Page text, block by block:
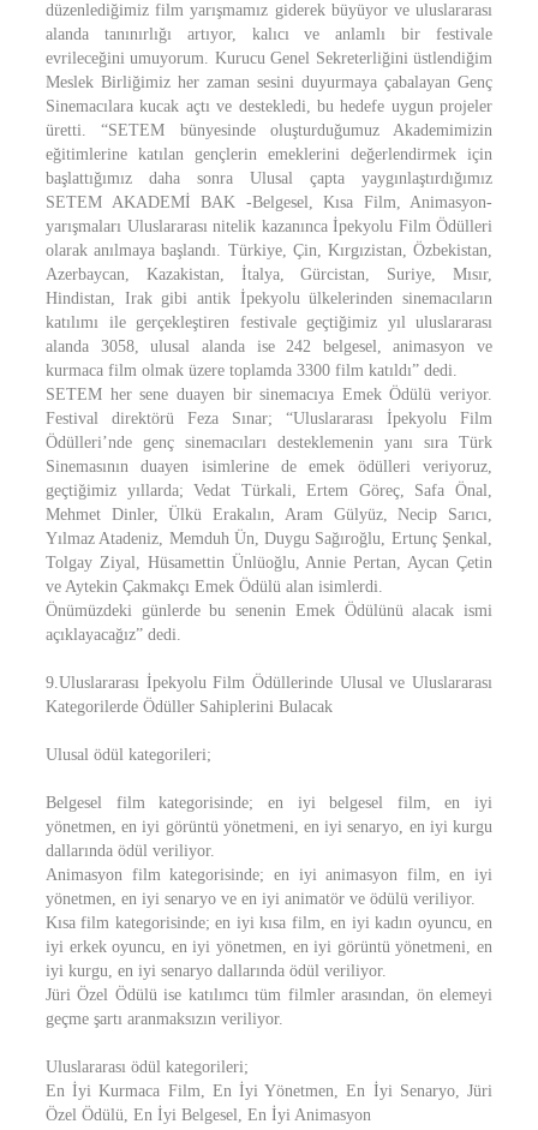
düzenlediğimiz film yarışmamız giderek büyüyor ve uluslararası
alanda tanınırlığı artıyor, kalıcı ve anlamlı bir festivale
evrileceğini umuyorum. Kurucu Genel Sekreterliğini üstlendiğim
Meslek Birliğimiz her zaman sesini duyurmaya çabalayan Genç
Sinemacılara kucak açtı ve destekledi, bu hedefe uygun projeler
üretti. “SETEM bünyesinde oluşturduğumuz Akademimizin
eğitimlerine katılan gençlerin emeklerini değerlendirmek için
başlattığımız daha sonra Ulusal çapta yaygınlaştırdığımız
SETEM AKADEMİ BAK -Belgesel, Kısa Film, Animasyon-
yarışmaları Uluslararası nitelik kazanınca İpekyolu Film Ödülleri
olarak anılmaya başlandı. Türkiye, Çin, Kırgızistan, Özbekistan,
Azerbaycan, Kazakistan, İtalya, Gürcistan, Suriye, Mısır,
Hindistan, Irak gibi antik İpekyolu ülkelerinden sinemacıların
katılımı ile gerçekleştiren festivale geçtiğimiz yıl uluslararası
alanda 3058, ulusal alanda ise 242 belgesel, animasyon ve
kurmaca film olmak üzere toplamda 3300 film katıldı” dedi.
SETEM her sene duayen bir sinemacıya Emek Ödülü veriyor.
Festival direktörü Feza Sınar; “Uluslararası İpekyolu Film
Ödülleri’nde genç sinemacıları desteklemenin yanı sıra Türk
Sinemasının duayen isimlerine de emek ödülleri veriyoruz,
geçtiğimiz yıllarda; Vedat Türkali, Ertem Göreç, Safa Önal,
Mehmet Dinler, Ülkü Erakalın, Aram Gülyüz, Necip Sarıcı,
Yılmaz Atadeniz, Memduh Ün, Duygu Sağıroğlu, Ertunç Şenkal,
Tolgay Ziyal, Hüsamettin Ünlüoğlu, Annie Pertan, Aycan Çetin
ve Aytekin Çakmakçı Emek Ödülü alan isimlerdi.
Önümüzdeki günlerde bu senenin Emek Ödülünü alacak ismi
açıklayacağız” dedi.
9.Uluslararası İpekyolu Film Ödüllerinde Ulusal ve Uluslararası
Kategorilerde Ödüller Sahiplerini Bulacak
Ulusal ödül kategorileri;
Belgesel film kategorisinde; en iyi belgesel film, en iyi
yönetmen, en iyi görüntü yönetmeni, en iyi senaryo, en iyi kurgu
dallarında ödül veriliyor.
Animasyon film kategorisinde; en iyi animasyon film, en iyi
yönetmen, en iyi senaryo ve en iyi animatör ve ödülü veriliyor.
Kısa film kategorisinde; en iyi kısa film, en iyi kadın oyuncu, en
iyi erkek oyuncu, en iyi yönetmen, en iyi görüntü yönetmeni, en
iyi kurgu, en iyi senaryo dallarında ödül veriliyor.
Jüri Özel Ödülü ise katılımcı tüm filmler arasından, ön elemeyi
geçme şartı aranmaksızın veriliyor.
Uluslararası ödül kategorileri;
En İyi Kurmaca Film, En İyi Yönetmen, En İyi Senaryo, Jüri
Özel Ödülü, En İyi Belgesel, En İyi Animasyon